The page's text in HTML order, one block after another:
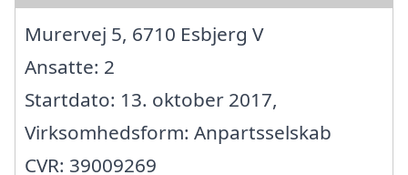
Murervej 5, 6710 Esbjerg V
Ansatte: 2
Startdato: 13. oktober 2017,
Virksomhedsform: Anpartsselskab
CVR: 39009269